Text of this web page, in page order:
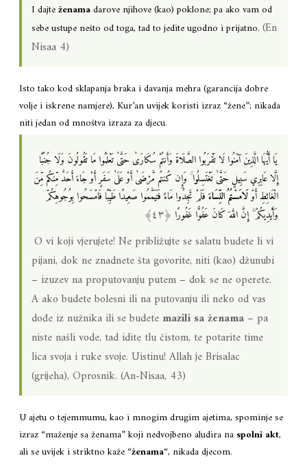
I dajteženamadarove njihove (kao) poklone; pa ako vam od
sebe ustupe nešto od toga, tad to jedite ugodno i prijatno. (En
Nisaa 4)
Isto tako kod sklapanja braka i davanja mehra (garancija dobre
volje i iskrene namjere), Kur’an uvijek koristi izraz “žene”; nikada
niti jedan od mnoštva izraza za djecu.
يَا أَيُّهَا الَّذِينَ آمَنُوا لَا تَقْرَبُوا الصَّلَاةَ وَأَنتُمْ سُكَارَىٰ حَتَّىٰ تَعْلَمُوا مَا تَقُولُونَ وَلَا جُنُبًا
إِلَّا عَابِرِي سَبِيلٍ حَتَّىٰ تَغْتَسِلُواۚ وَإِن كُنتُم مَّرْضَىٰ أَوْ عَلَىٰ سَفَرٍ أَوْ جَاءَ أَحَدٌ مِّنكُم مِّنَ
الْغَائِطِ أَوْلَامَسْتُمُ النِّسَاءَفَلَمْ تَجِدُوا مَاءً فَتَيَمَّمُوا صَعِيدًا طَيِّبًا فَامْسَحُوا بِوُجُوهِكُمْ
وَأَيْدِيكُمْۗإِنَّ اللَّهَ كَانَ عَفُوًّا غَفُورًا
O vi koji vjerujete! Ne približujte se salatu budete li vi
pijani, dok ne znadnete šta govorite, niti (kao) džunubi
– izuzev na proputovanju putem – dok se ne operete.
A ako budete bolesni ili na putovanju ili neko od vas
dođe iz nužnika ili se budete mazili sa ženama – pa
niste našli vode, tad idite tlu čistom, te potarite time
lica svoja i ruke svoje. Uistinu! Allah je Brisalac
(grijeha), Oprosnik. (An-Nisaa, 43)
U ajetu o tejemmumu, kao i mnogim drugim ajetima, spominje se
izraz “maženje sa ženama” koji nedvojbeno aludira na spolni akt,
ali se uvijek i striktno kaže “ženama“, nikada djecom.